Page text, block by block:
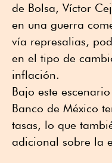
de Bolsa, Víctor
en una guerra
vía represalias,
en el tipo de
inflación.
Bajo este
Banco de México
tasas, lo que
adicional sobre la